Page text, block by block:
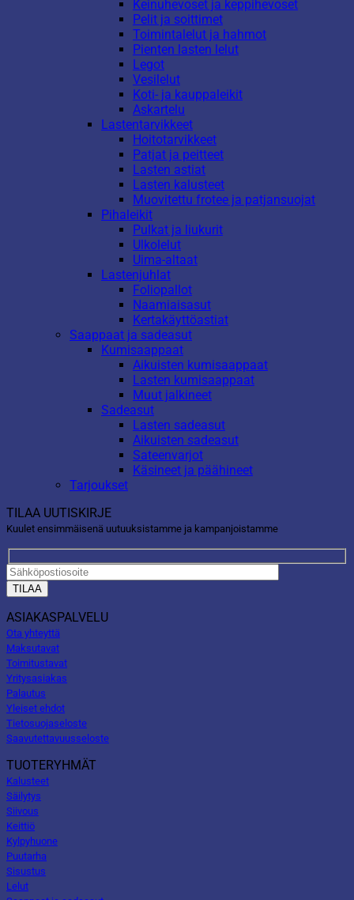
Keinuhevoset ja keppihevoset
Pelit ja soittimet
Toimintalelut ja hahmot
Pienten lasten lelut
Legot
Vesilelut
Koti- ja kauppaleikit
Askartelu
Lastentarvikkeet
Hoitotarvikkeet
Patjat ja peitteet
Lasten astiat
Lasten kalusteet
Muovitettu frotee ja patjansuojat
Pihaleikit
Pulkat ja liukurit
Ulkolelut
Uima-altaat
Lastenjuhlat
Foliopallot
Naamiaisasut
Kertakäyttöastiat
Saappaat ja sadeasut
Kumisaappaat
Aikuisten kumisaappaat
Lasten kumisaappaat
Muut jalkineet
Sadeasut
Lasten sadeasut
Aikuisten sadeasut
Sateenvarjot
Käsineet ja päähineet
Tarjoukset
TILAA UUTISKIRJE
Kuulet ensimmäisenä uutuuksistamme ja kampanjoistamme
ASIAKASPALVELU
Ota yhteyttä
Maksutavat
Toimitustavat
Yritysasiakas
Palautus
Yleiset ehdot
Tietosuojaseloste
Saavutettavuusseloste
TUOTERYHMÄT
Kalusteet
Säilytys
Siivous
Keittiö
Kylpyhuone
Puutarha
Sisustus
Lelut